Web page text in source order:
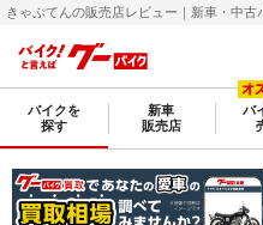
きゃぷてんの販売店レビュー｜新車・中古
バイクを
探す
新車
販売店
バ